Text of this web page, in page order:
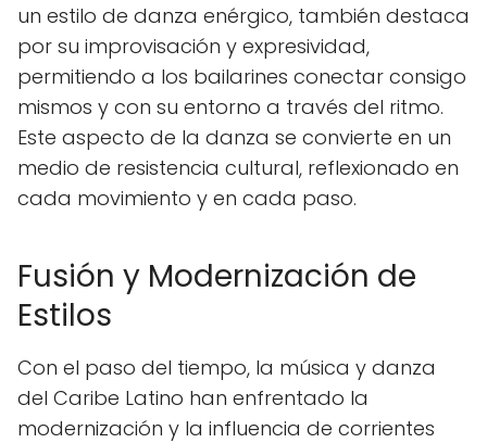
un estilo de danza enérgico, también destaca
por su improvisación y expresividad,
permitiendo a los bailarines conectar consigo
mismos y con su entorno a través del ritmo.
Este aspecto de la danza se convierte en un
medio de resistencia cultural, reflexionado en
cada movimiento y en cada paso.
Fusión y Modernización de
Estilos
Con el paso del tiempo, la música y danza
del Caribe Latino han enfrentado la
modernización y la influencia de corrientes